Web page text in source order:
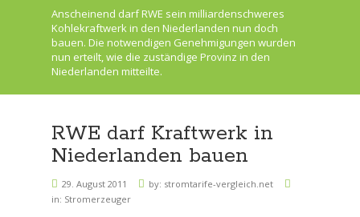
Anscheinend darf RWE sein milliardenschweres
Kohlekraftwerk in den Niederlanden nun doch
bauen. Die notwendigen Genehmigungen wurden
nun erteilt, wie die zuständige Provinz in den
Niederlanden mitteilte.
RWE darf Kraftwerk in
Niederlanden bauen
29. August 2011 by: stromtarife-vergleich.net
in: Stromerzeuger